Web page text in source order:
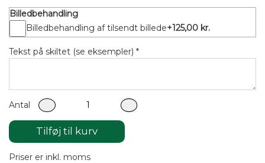
Billedbehandling
Billedbehandling af tilsendt billede+125,00 kr.
Tekst på skiltet (se eksempler) *
Antal
Tilføj til kurv
Priser er inkl. moms